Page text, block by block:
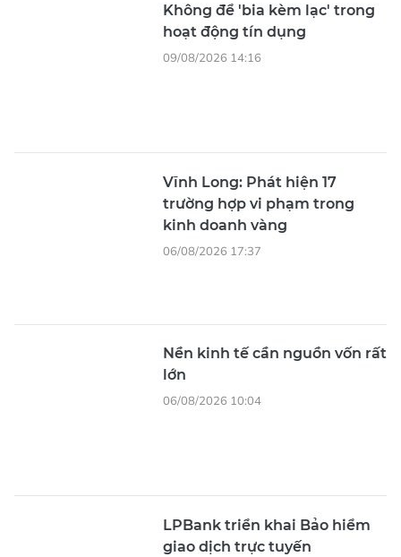
Không để 'bia kèm lạc' trong
hoạt động tín dụng
09/08/2026 14:16
Vĩnh Long: Phát hiện 17
trường hợp vi phạm trong
kinh doanh vàng
06/08/2026 17:37
Nền kinh tế cần nguồn vốn rất
lớn
06/08/2026 10:04
LPBank triển khai Bảo hiểm
giao dịch trực tuyến